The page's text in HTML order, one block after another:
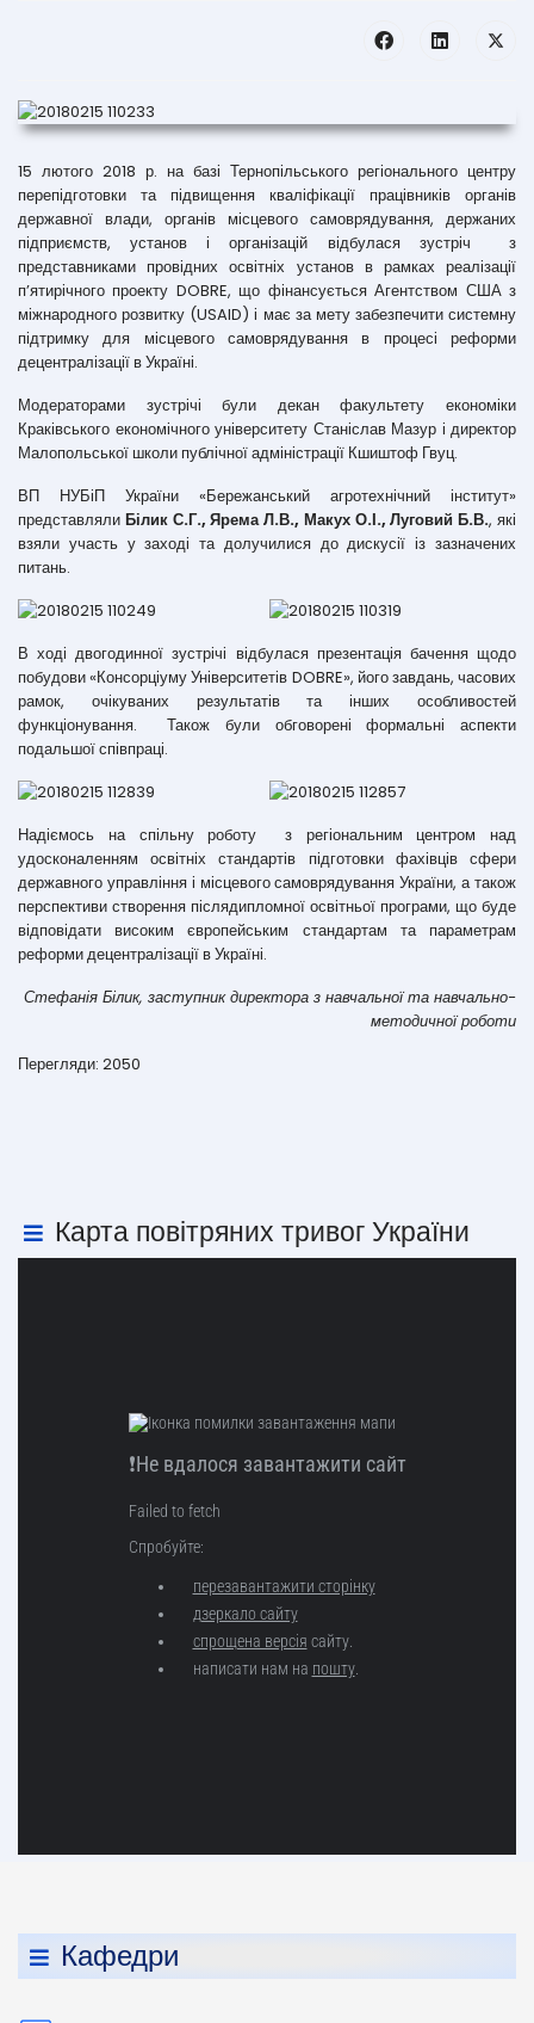
15 лютого 2018 р. на базі Тернопільського регіонального центру
перепідготовки та підвищення кваліфікації працівників органів
державної влади, органів місцевого самоврядування, держаних
підприємств, установ і організацій відбулася зустріч з
представниками провідних освітніх установ в рамках реалізації
п’ятирічного проекту DOBRE, що фінансується Агентством США з
міжнародного розвитку (USAID) і має за мету забезпечити системну
підтримку для місцевого самоврядування в процесі реформи
децентралізації в Україні.
Модераторами зустрічі були декан факультету економіки
Краківського економічного університету Станіслав Мазур і директор
Малопольської школи публічної адміністрації Кшиштоф Гвуц.
ВП НУБіП України «Бережанський агротехнічний інститут»
представляли Білик С.Г., Ярема Л.В., Макух О.І., Луговий Б.В., які
взяли участь у заході та долучилися до дискусії із зазначених
питань.
В ході двогодинної зустрічі відбулася презентація бачення щодо
побудови «Консорціуму Університетів DOBRE», його завдань, часових
рамок, очікуваних результатів та інших особливостей
функціонування. Також були обговорені формальні аспекти
подальшої співпраці.
Надіємось на спільну роботу з регіональним центром над
удосконаленням освітніх стандартів підготовки фахівців сфери
державного управління і місцевого самоврядування України, а також
перспективи створення післядипломної освітньої програми, що буде
відповідати високим європейським стандартам та параметрам
реформи децентралізації в Україні.
Стефанія Білик, заступник директора з навчальної та навчально-
методичної роботи
Перегляди: 2050
Карта повітряних тривог України
Кафедри